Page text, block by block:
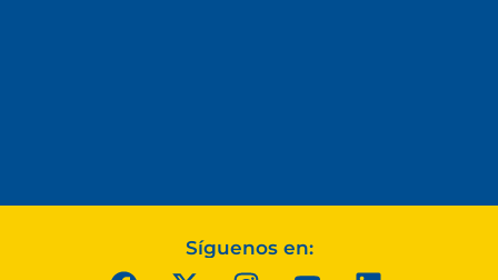
Síguenos en: